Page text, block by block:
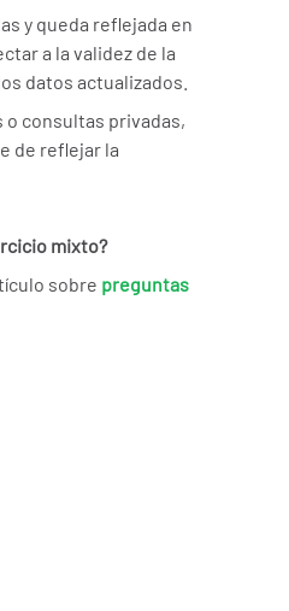
y queda reflejada en
a la validez de la
datos actualizados.
consultas privadas,
de reflejar la
mixto?
sobre preguntas